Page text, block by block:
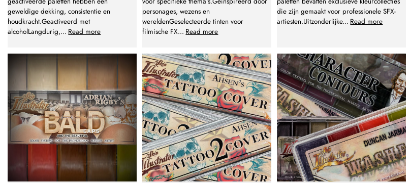
geweldige dekking, consistentie en
houdkracht.Geactiveerd met
alcoholLangdurig,... Read more
personages, wezens en
wereldenGeselecteerde tinten voor
filmische FX... Read more
die zijn gemaakt voor professionele SFX-
artiesten.Uitzonderlijke... Read more